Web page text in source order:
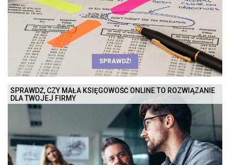
SPRAWDŹ!
SPRAWDŹ, CZY MAŁA KSIĘGOWOŚĆ ONLINE TO ROZWIĄZANIE
DLA TWOJEJ FIRMY